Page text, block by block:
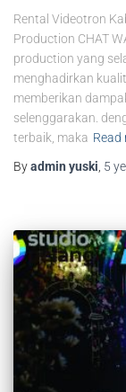
Rental Videotron
Production CHAT
production yang
menghadirkan
memberikan
selenggarakan.
terbaik, maka Read
Byadmin yuski 5